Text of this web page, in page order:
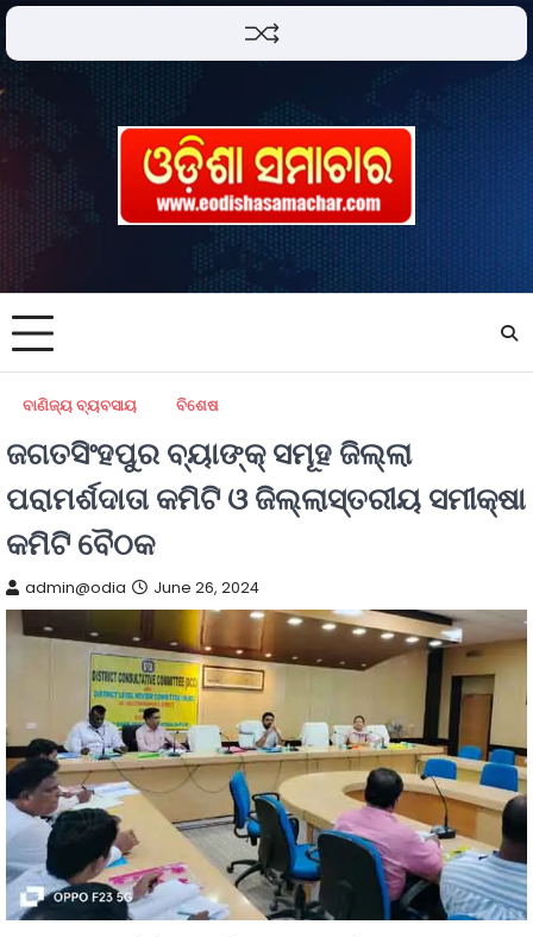
ବାଣିଜ୍ୟ ବ୍ୟବସାୟ ବିଶେଷ
ଜଗତସିଂହପୁର ବ୍ୟାଙ୍କ୍ ସମୂହ ଜିଲ୍ଲା
ପରାମର୍ଶଦାତା କମିଟି ଓ ଜିଲ୍ଲାସ୍ତରୀୟ ସମୀକ୍ଷା
କମିଟି ବୈଠକ
admin@odia June 26, 2024